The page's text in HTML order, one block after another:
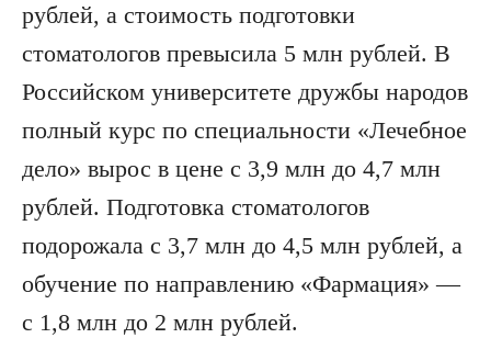
рублей, а стоимость подготовки
стоматологов превысила 5 млн рублей. В
Российском университете дружбы народов
полный курс по специальности «Лечебное
дело» вырос в цене с 3,9 млн до 4,7 млн
рублей. Подготовка стоматологов
подорожала с 3,7 млн до 4,5 млн рублей, а
обучение по направлению «Фармация» —
с 1,8 млн до 2 млн рублей.